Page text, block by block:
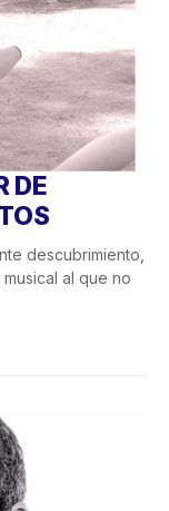
DE
descubrimiento,
al que no